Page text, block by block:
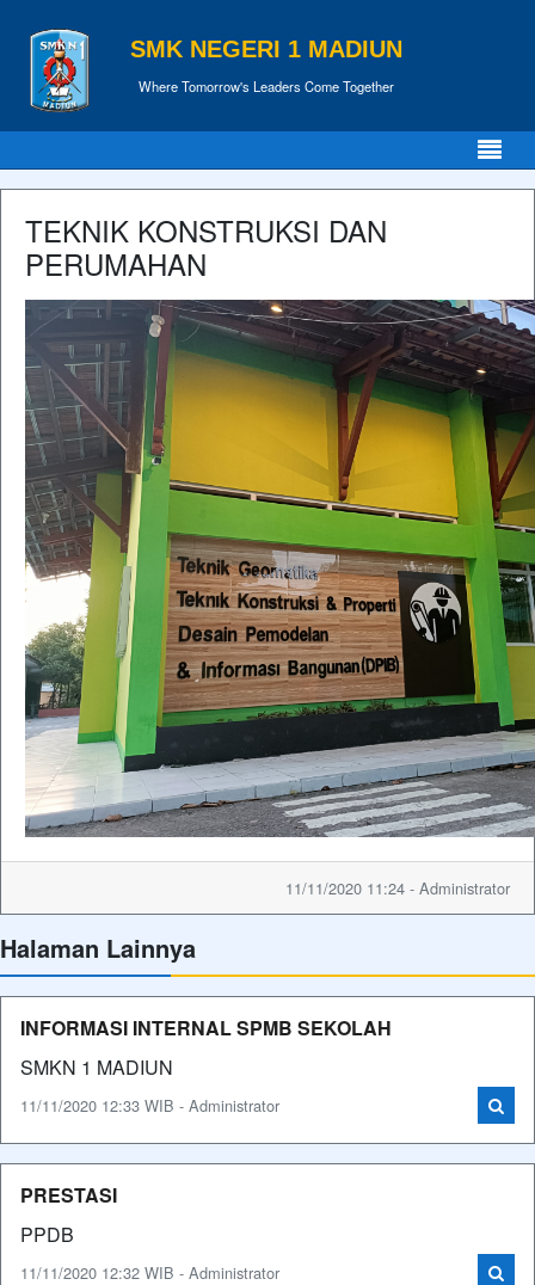
SMK NEGERI 1 MADIUN
Where Tomorrow's Leaders Come Together
TEKNIK KONSTRUKSI DAN
PERUMAHAN
11/11/2020 11:24 - Administrator
Halaman Lainnya
INFORMASI INTERNAL SPMB SEKOLAH
SMKN 1 MADIUN
11/11/2020 12:33 WIB - Administrator
PRESTASI
PPDB
11/11/2020 12:32 WIB - Administrator